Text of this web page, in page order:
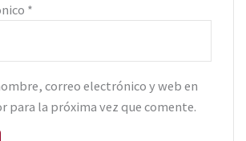
*
correo electrónico y web en
para la próxima vez que comente.